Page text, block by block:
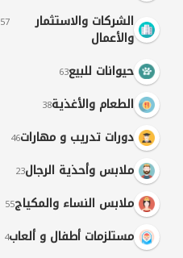
الشركات والاستثمار
والأعمال
57
حيوانات للبيع63
الطعام والأغذية38
دورات تدريب و مهارات46
ملابس وأحذية الرجال23
ملابس النساء والمكياج55
مستلزمات أطفال و ألعاب4